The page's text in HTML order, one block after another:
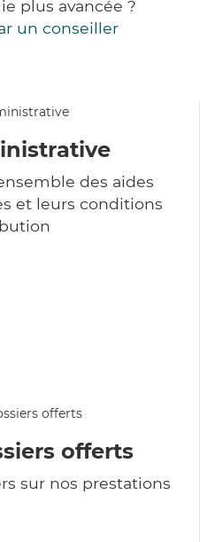
plus avancée ?
un conseiller
des aides
et leurs conditions
offerts
sur nos prestations